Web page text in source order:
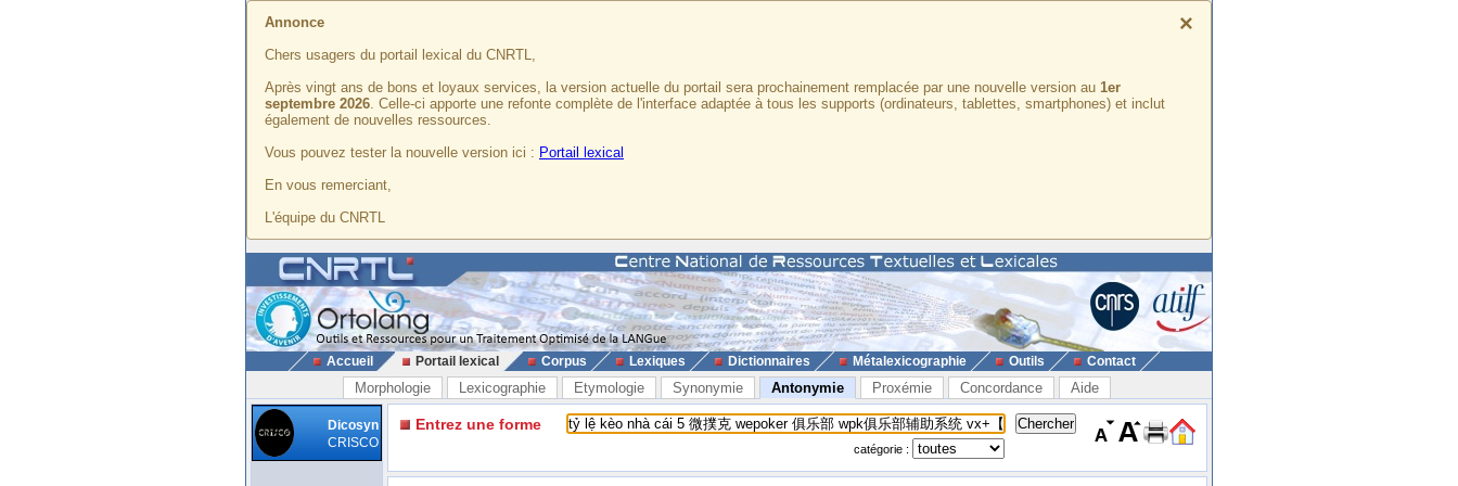
×
Annonce
Chers usagers du portail lexical du CNRTL,
Après vingt ans de bons et loyaux services, la version actuelle du portail sera prochainement remplacée par une nouvelle version au 1er
septembre 2026. Celle-ci apporte une refonte complète de l'interface adaptée à tous les supports (ordinateurs, tablettes, smartphones) et inclut
également de nouvelles ressources.
Vous pouvez tester la nouvelle version ici : Portail lexical
En vous remerciant,
L'équipe du CNRTL
Accueil Portail lexical Corpus Lexiques Dictionnaires Métalexicographie Outils Contact
Morphologie Lexicographie Etymologie Synonymie Antonymie Proxémie Concordance Aide
Dicosyn
CRISCO
Entrez une forme
catégorie :